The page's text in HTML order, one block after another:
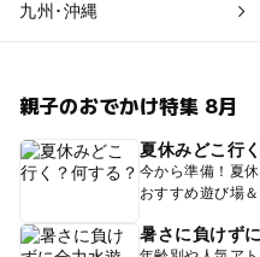
九州･沖縄
親子のおでかけ特集 8月
夏休みどこ行
今から準備！夏
おすすめ遊び場
暑さに負けず